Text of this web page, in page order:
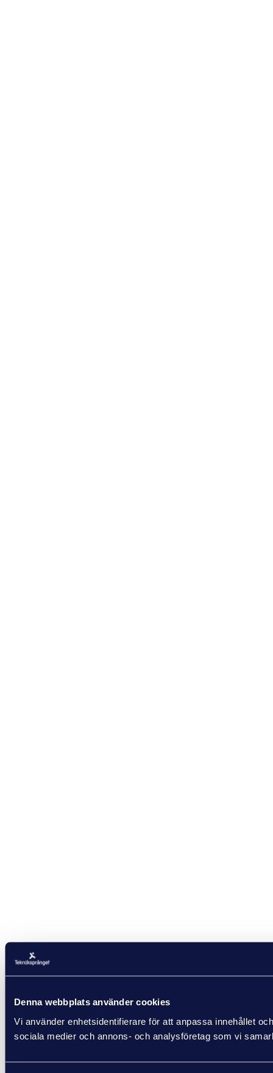
Denna webbplats använder cookies
Vi använder enhetsidentifierare för att anpassa innehållet
sociala medier och annons- och analysföretag som vi